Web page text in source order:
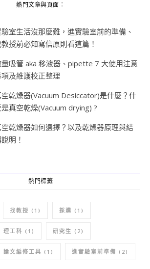
熱門文章與頁面︰
室生活沒那麼難，進實驗室前的準備、
授前必知寫信原則看這篇！
吸管 aka 移液器、pipette 7 大使用注意
及維護校正整理
乾燥器(Vacuum Desiccator)是什麼？什
是真空乾燥(Vacuum drying) ?
乾燥器如何選擇？以及乾燥器原理與結
明！
熱門標籤
找教授 (1) 採購 (1)
理工科 (1) 研究生 (2)
論文編修工具 (1) 進實驗室前準備 (2)